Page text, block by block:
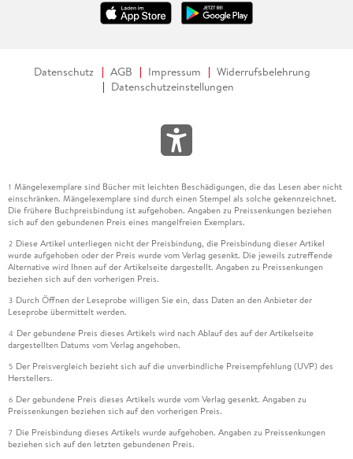
Datenschutz AGB Impressum
Widerrufsbelehrung
Datenschutzeinstellungen
1 Mängelexemplare sind Bücher mit leichten Beschädigungen, die das Lesen aber nicht
einschränken. Mängelexemplare sind durch einen Stempel als solche gekennzeichnet.
Die frühere Buchpreisbindung ist aufgehoben. Angaben zu Preissenkungen beziehen
sich auf den gebundenen Preis eines mangelfreien Exemplars.
2 Diese Artikel unterliegen nicht der Preisbindung, die Preisbindung dieser Artikel
wurde aufgehoben oder der Preis wurde vom Verlag gesenkt. Die jeweils zutreffende
Alternative wird Ihnen auf der Artikelseite dargestellt. Angaben zu Preissenkungen
beziehen sich auf den vorherigen Preis.
3 Durch Öffnen der Leseprobe willigen Sie ein, dass Daten an den Anbieter der
Leseprobe übermittelt werden.
4 Der gebundene Preis dieses Artikels wird nach Ablauf des auf der Artikelseite
dargestellten Datums vom Verlag angehoben.
5 Der Preisvergleich bezieht sich auf die unverbindliche Preisempfehlung (UVP) des
Herstellers.
6 Der gebundene Preis dieses Artikels wurde vom Verlag gesenkt. Angaben zu
Preissenkungen beziehen sich auf den vorherigen Preis.
7 Die Preisbindung dieses Artikels wurde aufgehoben. Angaben zu Preissenkungen
beziehen sich auf den letzten gebundenen Preis.